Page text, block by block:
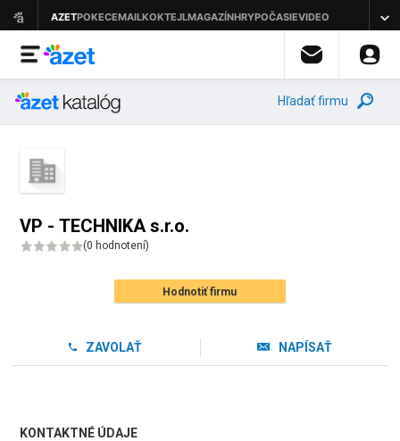
Hľadať firmu
VP - TECHNIKA s.r.o.
(0 hodnotení)
Hodnotiť firmu
ZAVOLAŤ NAPÍSAŤ
KONTAKTNÉ ÚDAJE